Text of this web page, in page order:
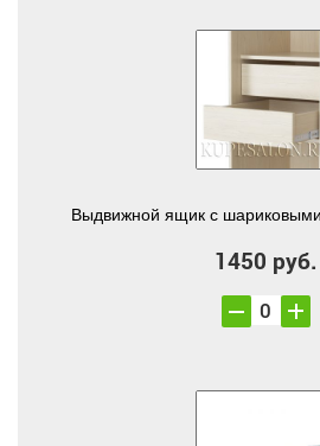
Выдвижной ящик с
1450 руб.